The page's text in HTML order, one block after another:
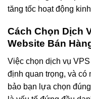
tăng tốc hoạt động
Cách Chọn Dịch
Website Bán
Việc chọn dịch vụ
định quan trọng, và có
bảo bạn lựa chọn